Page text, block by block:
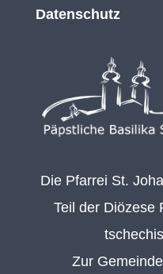
Datenschutz
Die Pfarrei St.
Teil der Diözese
Zur